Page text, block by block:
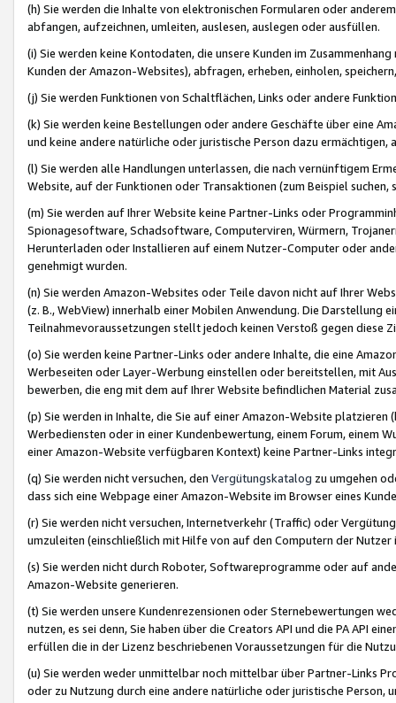
(h) Sie werden die Inhalte von elektronischen Formularen oder
abfangen, aufzeichnen, umleiten, auslesen, auslegen oder ausfüllen.
(i) Sie werden keine Kontodaten, die unsere Kunden im
Kunden der Amazon-Websites), abfragen, erheben, einholen,
(j) Sie werden Funktionen von Schaltflächen, Links oder andere
(k) Sie werden keine Bestellungen oder andere Geschäfte über eine
und keine andere natürliche oder juristische Person dazu
(l) Sie werden alle Handlungen unterlassen, die nach vernünftigem
Website, auf der Funktionen oder Transaktionen (zum Beispiel
(m) Sie werden auf Ihrer Website keine Partner-Links oder
Spionagesoftware, Schadsoftware, Computerviren, Würmern,
Herunterladen oder Installieren auf einem Nutzer-Computer oder
genehmigt wurden.
(n) Sie werden Amazon-Websites oder Teile davon nicht auf Ihrer
(z. B., WebView) innerhalb einer Mobilen Anwendung. Die Darstellung
Teilnahmevoraussetzungen stellt jedoch keinen Verstoß gegen diese
(o) Sie werden keine Partner-Links oder andere Inhalte, die eine
Werbeseiten oder Layer-Werbung einstellen oder bereitstellen, mit
bewerben, die eng mit dem auf Ihrer Website befindlichen Material
(p) Sie werden in Inhalte, die Sie auf einer Amazon-Website
Werbediensten oder in einer Kundenbewertung, einem Forum, einem
einer Amazon-Website verfügbaren Kontext) keine Partner-Links
(q) Sie werden nicht versuchen, den Vergütungskatalog zu umgehen
dass sich eine Webpage einer Amazon-Website im Browser eines
(r) Sie werden nicht versuchen, Internetverkehr (Traffic) oder
umzuleiten (einschließlich mit Hilfe von auf den Computern der
(s) Sie werden nicht durch Roboter, Softwareprogramme oder auf
Amazon-Website generieren.
(t) Sie werden unsere Kundenrezensionen oder Sternebewertungen
nutzen, es sei denn, Sie haben über die Creators API und die PA API
erfüllen die in der Lizenz beschriebenen Voraussetzungen für die
(u) Sie werden weder unmittelbar noch mittelbar über Partner-Links
oder zu Nutzung durch eine andere natürliche oder juristische